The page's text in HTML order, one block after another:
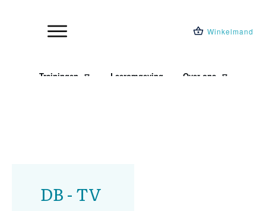
Winkelmand
Trainingen Leeromgeving
Over ons
DB - TV